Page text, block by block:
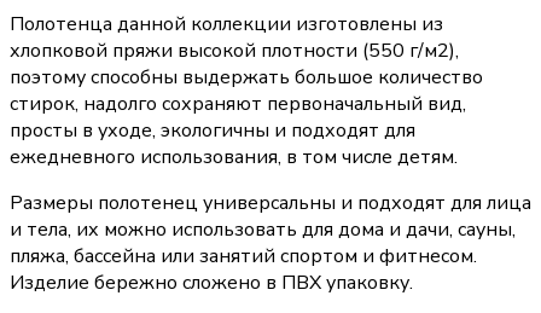
Полотенца данной коллекции изготовлены из
хлопковой пряжи высокой плотности (550 г/м2),
поэтому способны выдержать большое количество
стирок, надолго сохраняют первоначальный вид,
просты в уходе, экологичны и подходят для
ежедневного использования, в том числе детям.
Размеры полотенец универсальны и подходят для лица
и тела, их можно использовать для дома и дачи, сауны,
пляжа, бассейна или занятий спортом и фитнесом.
Изделие бережно сложено в ПВХ упаковку.